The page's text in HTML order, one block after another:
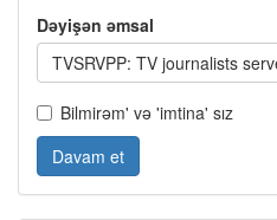
Dəyişən əmsal
TVSRVPP: TV journalists
Bilmirəm' və 'imtina' sız
Davam et